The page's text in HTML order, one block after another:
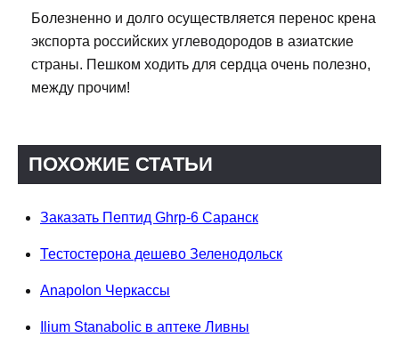
Болезненно и долго осуществляется перенос крена
экспорта российских углеводородов в азиатские
страны. Пешком ходить для сердца очень полезно,
между прочим!
ПОХОЖИЕ СТАТЬИ
Заказать Пептид Ghrp-6 Саранск
Тестостерона дешево Зеленодольск
Anapolon Черкассы
Ilium Stanabolic в аптеке Ливны